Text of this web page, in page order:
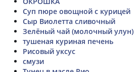
Суп пюре овощной с курицей
Сыр Виолетта сливочный
Зелёный чай (молочный улун)
тушеная куриная печень
Рисовый уксус
смузи